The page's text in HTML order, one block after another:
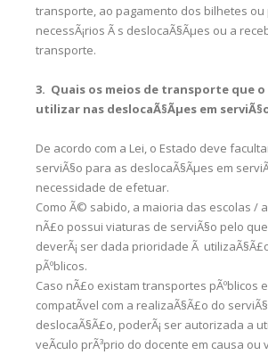
transporte, ao pagamento dos bilhetes ou
necessÃ¡rios Ã s deslocaÃ§Ãµes ou a
transporte.
3. Quais os meios de transporte que
utilizar nas deslocaÃ§Ãµes em
De acordo com a Lei, o Estado deve
serviÃ§o para as deslocaÃ§Ãµes em
necessidade de efetuar.
Como Ã© sabido, a maioria das escolas /
nÃ£o possui viaturas de serviÃ§o pelo
deverÃ¡ ser dada prioridade Ã
pÃºblicos.
Caso nÃ£o existam transportes pÃºblicos
compatÃ­vel com a realizaÃ§Ã£o do
deslocaÃ§Ã£o, poderÃ¡ ser autorizada a
veÃ­culo prÃ³prio do docente em causa